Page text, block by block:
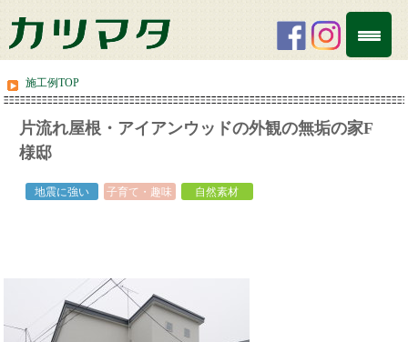
施工例TOP
片流れ屋根・アイアンウッドの外観の無垢の家F
様邸
地震に強い 子育て・趣味 自然素材